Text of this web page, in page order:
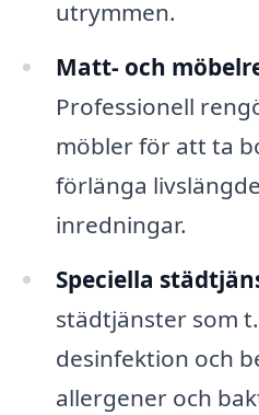
utrymmen.
Matt- och
Professionell
möbler för att ta
förlänga
inredningar.
Speciella
städtjänster som
desinfektion och
allergener och